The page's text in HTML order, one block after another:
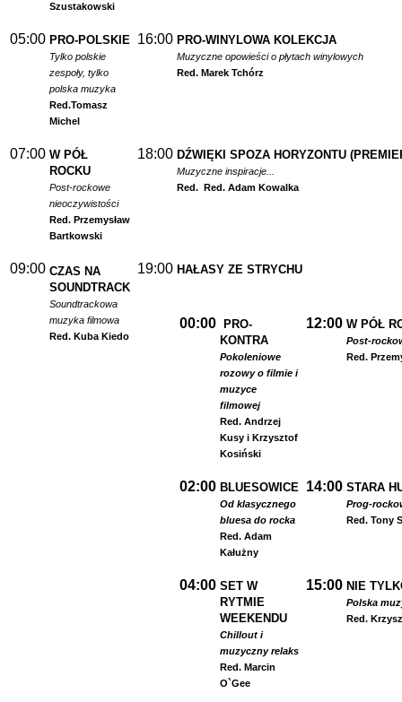
Szustakowski
05:00 PRO-POLSKIE
Tylko polskie
zespoły, tylko
polska muzyka
Red.Tomasz
Michel
16:00 PRO-WINYLOWA KOLEKCJA
Muzyczne opowieści o płytach winylowych
Red. Marek Tchórz
07:00 W PÓŁ
ROCKU
Post-rockowe
nieoczywistości
Red. Przemysław
Bartkowski
18:00 DŹWIĘKI SPOZA HORYZONTU
Muzyczne inspiracje...
Red. Red. Adam Kowalka
09:00 CZAS NA
SOUNDTRACK
Soundtrackowa
muzyka filmowa
Red. Kuba Kiedo
19:00 HAŁASY ZE STRYCHU
00:00
PRO-
KONTRA
Pokoleniowe
rozowy o filmie i
muzyce
filmowej
Red. Andrzej
Kusy i Krzysztof
Kosiński
12:00 W PÓŁ
Post-
Red.
02:00 BLUESOWICE
Od klasycznego
bluesa do rocka
Red. Adam
Kałużny
14:00 STARA
Prog-
Red. Tony
04:00 SET W
RYTMIE
WEEKENDU
Chillout i
muzyczny relaks
Red. Marcin
O`Gee
15:00 NIE
Polska
Red.